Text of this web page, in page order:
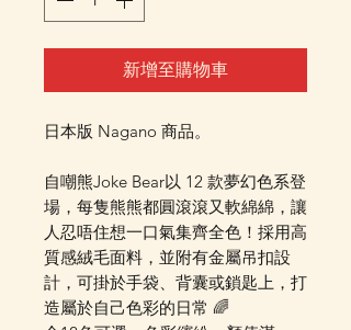
新增至購物車
日本版 Nagano 商品。
自嘲熊Joke Bear以 12 款夢幻色系登
場，每隻熊熊都圓滾滾又軟綿綿，讓
人忍唔住想一口氣集齊全色！採用高
質感絨毛面料，並附有金屬吊扣設
計，可掛於手袋、背囊或鎖匙上，打
造屬於自己色彩的日常 🌈